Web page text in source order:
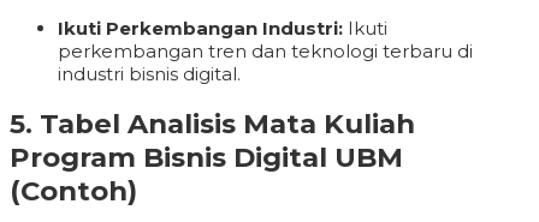
Ikuti Perkembangan Industri: Ikuti
perkembangan tren dan teknologi terbaru di
industri bisnis digital.
5. Tabel Analisis Mata Kuliah
Program Bisnis Digital UBM
(Contoh)